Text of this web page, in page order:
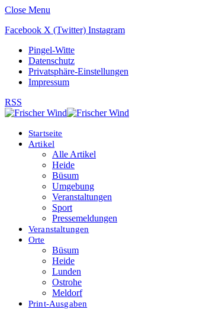
Close Menu
Facebook X (Twitter) Instagram
Pingel-Witte
Datenschutz
Privatsphäre-Einstellungen
Impressum
RSS
Startseite
Artikel
Alle Artikel
Heide
Büsum
Umgebung
Veranstaltungen
Sport
Pressemeldungen
Veranstaltungen
Orte
Büsum
Heide
Lunden
Ostrohe
Meldorf
Print-Ausgaben